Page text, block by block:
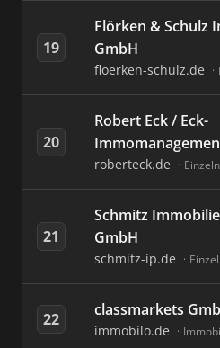
19
Flörken & Schulz
GmbH
floerken-schulz.de
20
Robert Eck / Eck-
roberteck.de
21
Schmitz
GmbH
schmitz-ip.de
22 classmarkets
immobilo.de